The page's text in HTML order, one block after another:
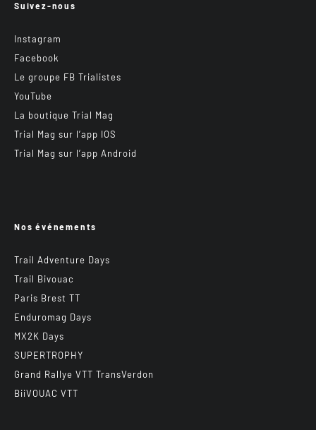
Suivez-nous
Instagram
Facebook
Le groupe FB Trialistes
YouTube
La boutique Trial Mag
Trial Mag sur l’app IOS
Trial Mag sur l’app Android
Nos événements
Trail Adventure Days
Trail Bivouac
Paris Brest TT
Enduromag Days
MX2K Days
SUPERTROPHY
Grand Rallye VTT TransVerdon
BiiVOUAC VTT